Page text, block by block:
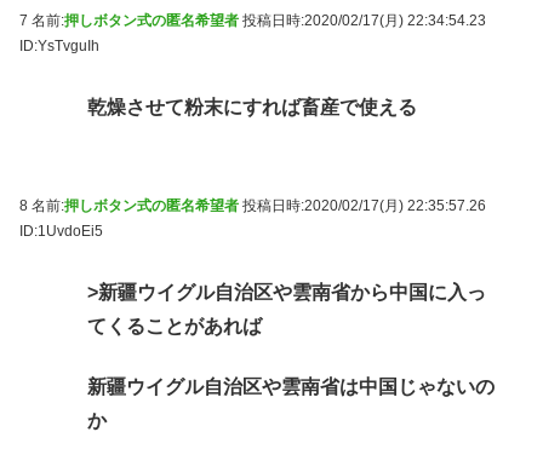
7 名前:押しボタン式の匿名希望者 投稿日時:2020/02/17(月) 22:34:54.23
ID:YsTvguIh
乾燥させて粉末にすれば畜産で使える
8 名前:押しボタン式の匿名希望者 投稿日時:2020/02/17(月) 22:35:57.26
ID:1UvdoEi5
>新疆ウイグル自治区や雲南省から中国に入っ
てくることがあれば
新疆ウイグル自治区や雲南省は中国じゃないの
か